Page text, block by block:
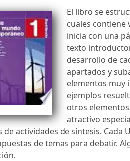
El libro se
cuales contiene
inicia con una
texto
desarrollo de
apartados y
elementos muy
ejemplos
otros
atractivo
de actividades de síntesis. Cada
de temas para debatir.